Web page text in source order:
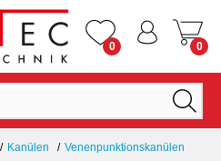
0 0
Kanülen Venenpunktionskanülen